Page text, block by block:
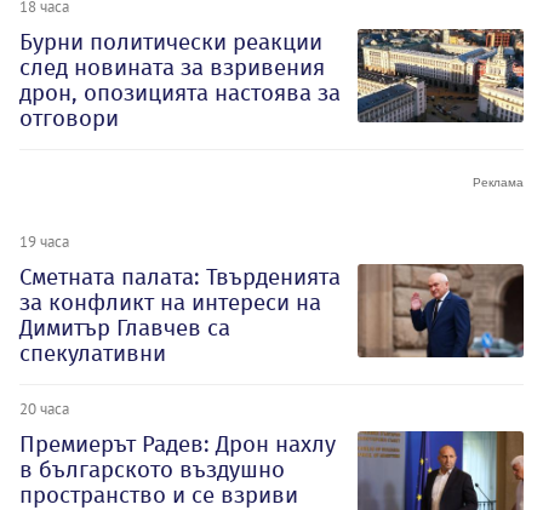
18 часа
Бурни политически реакции
след новината за взривения
дрон, опозицията настоява за
отговори
19 часа
Сметната палата: Твърденията
за конфликт на интереси на
Димитър Главчев са
спекулативни
20 часа
Премиерът Радев: Дрон нахлу
в българското въздушно
пространство и се взриви